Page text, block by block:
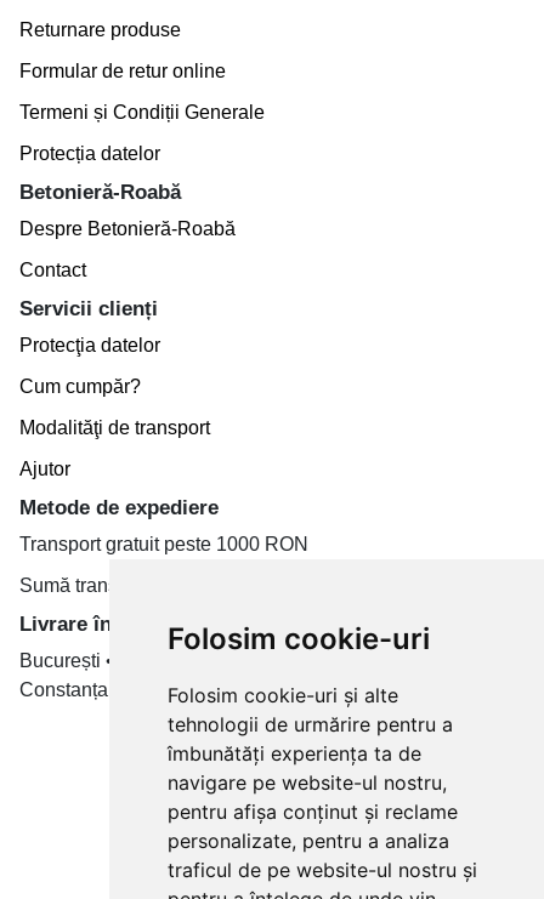
Folosim cookie-uri
Folosim cookie-uri și alte
tehnologii de urmărire pentru a
îmbunătăți experiența ta de
navigare pe website-ul nostru,
pentru afișa conținut și reclame
personalizate, pentru a analiza
traficul de pe website-ul nostru și
Returnare produse
Formular de retur online
Termeni și Condiții Generale
Protecția datelor
Betonieră-Roabă
Despre Betonieră-Roabă
Contact
Servicii clienți
Protecţia datelor
Cum cumpăr?
Modalităţi de transport
Ajutor
Metode de expediere
Transport gratuit peste 1000 RON
Sumă transport de la 19.99 RON
Livrare în toate țară
București • Cluj-Napoca • Brașov • Timișoara • Iași •
Constanța • Craiova
Plăți cu card bancar prin